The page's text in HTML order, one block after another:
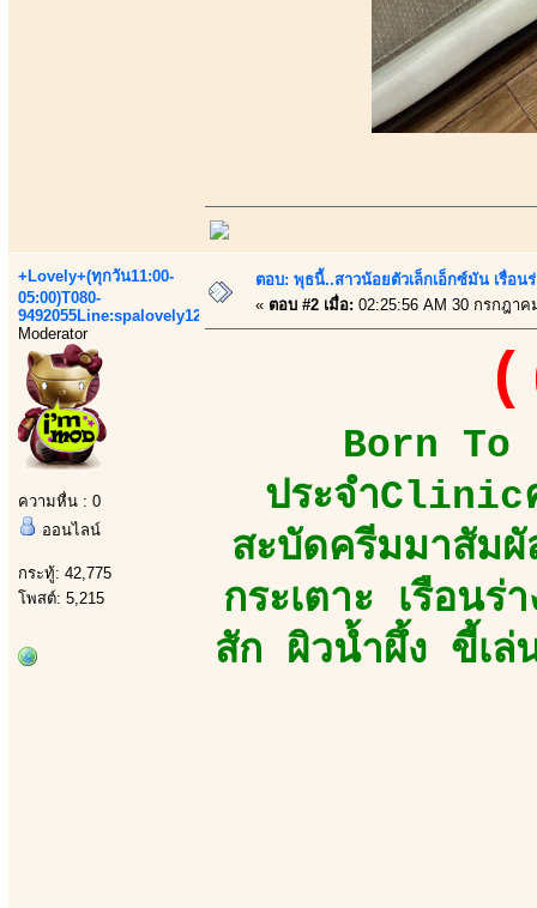
+Lovely+(ทุกวัน11:00-
05:00)T080-
9492055Line:spalovely123
Moderator
ความหื่น : 0
ออนไลน์
กระทู้: 42,775
โพสต์: 5,215
ตอบ: พุธนี้..สาวน้อยตัวเล็กเอ็กซ์มัน เรื่อน
« ตอบ #2 เมื่อ: 02:25:56 AM 30 กรกฎาค
Born To
ประจำClinic
สะบัดครีมมาสัมผั
กระเตาะ เรือน
สัก ผิวน้ำผึ้ง ขี้เล่